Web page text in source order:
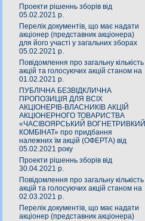
Проекти рішеннь зборів від
05.02.2021 р.
Перелік документів, що має надати
акціонер (представник акціонера)
для його участі у загальних зборах
05.02.2021 р.
Повідомлення про загальну кількість
акцій та голосуючих акцій станом на
01.02.2021 р.
ПУБЛІЧНА БЕЗВІДКЛИЧНА
ПРОПОЗИЦІЯ ДЛЯ ВСІХ
АКЦІОНЕРІВ-ВЛАСНИКІВ АКЦІЙ
АКЦІОНЕРНОГО ТОВАРИСТВА
«ЧАСIВОЯРСЬКИЙ ВОГНЕТРИВКИЙ
КОМБIНАТ» про придбання
належних їм акцій (ОФЕРТА) від
05.02.2021 року
Проекти рішеннь зборів від
30.04.2021 р.
Повідомлення про загальну кількість
акцій та голосуючих акцій станом на
02.03.2021 р.
Перелік документів, що має надати
акціонер (представник акціонера)